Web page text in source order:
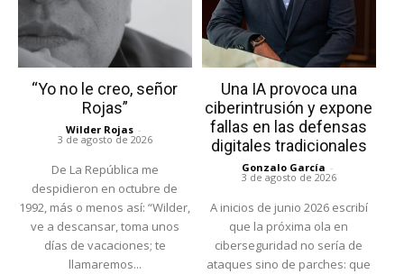
“Yo no le creo, señor
Rojas”
Wilder Rojas -
3 de agosto de 2026
De La República me
despidieron en octubre de
1992, más o menos así: “Wilder,
ve a descansar, toma unos
días de vacaciones; te
llamaremos...
Una IA provoca una
ciberintrusión y expone
fallas en las defensas
digitales tradicionales
Gonzalo García -
3 de agosto de 2026
A inicios de junio 2026 escribí
que la próxima ola en
ciberseguridad no sería de
ataques sino de parches: que